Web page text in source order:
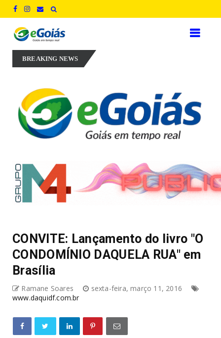
BREAKING NEWS
inovação e geração de empregos para defender novo ciclo
CONVITE: Lançamento do livro "O
CONDOMÍNIO DAQUELA RUA" em
Brasília
Ramane Soares
sexta-feira, março 11, 2016
www.daquidf.com.br